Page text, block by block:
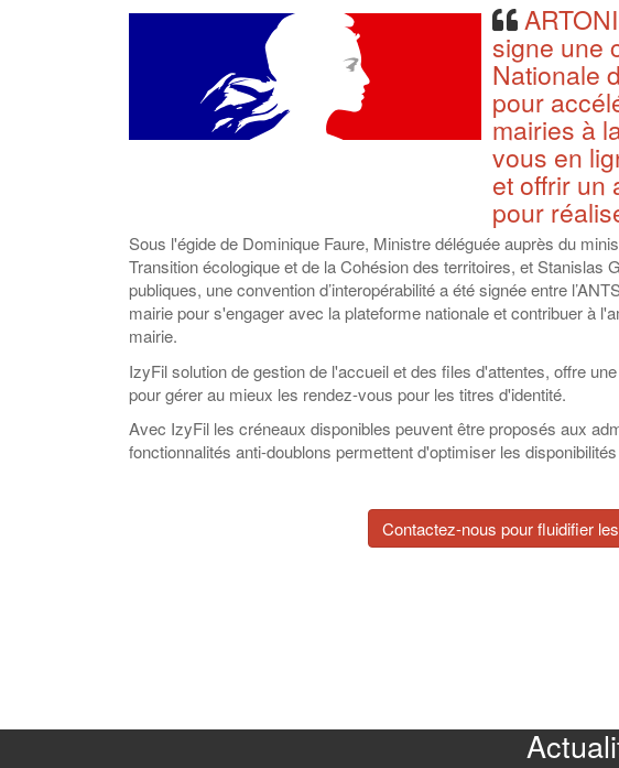
signe une
Nationale
pour
mairies à
vous en
et offrir un
pour
Sous l'égide de Dominique Faure, Ministre déléguée auprès du
Transition écologique et de la Cohésion des territoires, et Stanislas
publiques, une convention d’interopérabilité a été signée entre
mairie pour s'engager avec la plateforme nationale et contribuer à
mairie.
IzyFil solution de gestion de l'accueil et des files d'attentes, offre
pour gérer au mieux les rendez-vous pour les titres d'identité.
Avec IzyFil les créneaux disponibles peuvent être proposés aux
fonctionnalités anti-doublons permettent d'optimiser les
Contactez-nous pour fluidifier